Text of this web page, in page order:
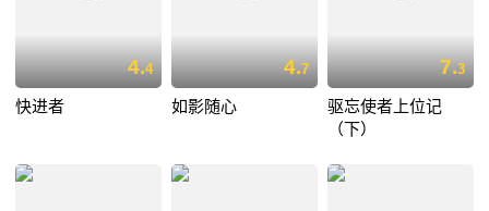
4.4
快进者
4.7
如影随心
7.3
驱忘使者上位记
（下）